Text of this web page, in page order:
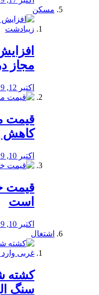
مسکن
مجاز
اکتبر 12, 2019
کاهش
اکتبر 10, 2019
قیمت
است
اکتبر 10, 2019
اشتغال
سنگ